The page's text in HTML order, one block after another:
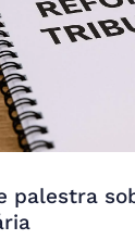
palestra